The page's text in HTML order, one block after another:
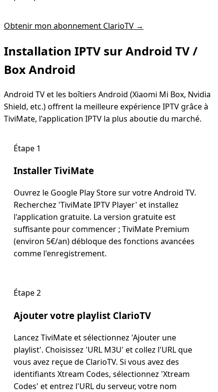
Obtenir mon abonnement ClarioTV →
Installation IPTV sur Android TV /
Box Android
Android TV et les boîtiers Android (Xiaomi Mi Box, Nvidia
Shield, etc.) offrent la meilleure expérience IPTV grâce à
TiviMate, l'application IPTV la plus aboutie du marché.
Étape 1
Installer TiviMate
Ouvrez le Google Play Store sur votre Android TV.
Recherchez 'TiviMate IPTV Player' et installez
l'application gratuite. La version gratuite est
suffisante pour commencer ; TiviMate Premium
(environ 5€/an) débloque des fonctions avancées
comme l'enregistrement.
Étape 2
Ajouter votre playlist ClarioTV
Lancez TiviMate et sélectionnez 'Ajouter une
playlist'. Choisissez 'URL M3U' et collez l'URL que
vous avez reçue de ClarioTV. Si vous avez des
identifiants Xtream Codes, sélectionnez 'Xtream
Codes' et entrez l'URL du serveur, votre nom